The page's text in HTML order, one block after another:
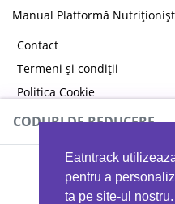
Eatntrack
pentru a
ta pe site-ul
Manual Platformă
Contact
Termeni și condiții
Politica Cookie
Politica de confidențialitate
CODURI DE REDUCERE